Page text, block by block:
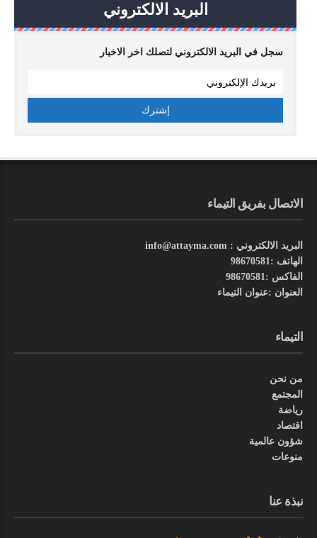
البريد الالكتروني
سجل في البريد الالكتروني لتصلك اخر الاخبار
الاتصال بفريق التيماء
البريد الالكتروني : info@attayma.com
الهاتف :98670581
الفاكس :98670581
العنوان :عنوان التيماء
التيماء
من نحن
المجتمع
رياضة
اقتصاد
شؤون عالمية
منوعات
نبذة عنا